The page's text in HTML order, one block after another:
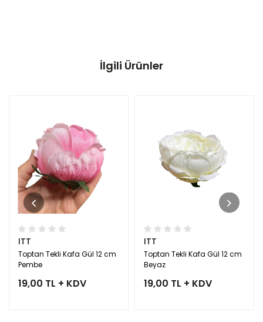
İlgili Ürünler
ITT
Toptan Tekli Kafa Gül 12 cm
Pembe
19,00 TL + KDV
ITT
Toptan Tekli Kafa Gül 12 cm
Beyaz
19,00 TL + KDV